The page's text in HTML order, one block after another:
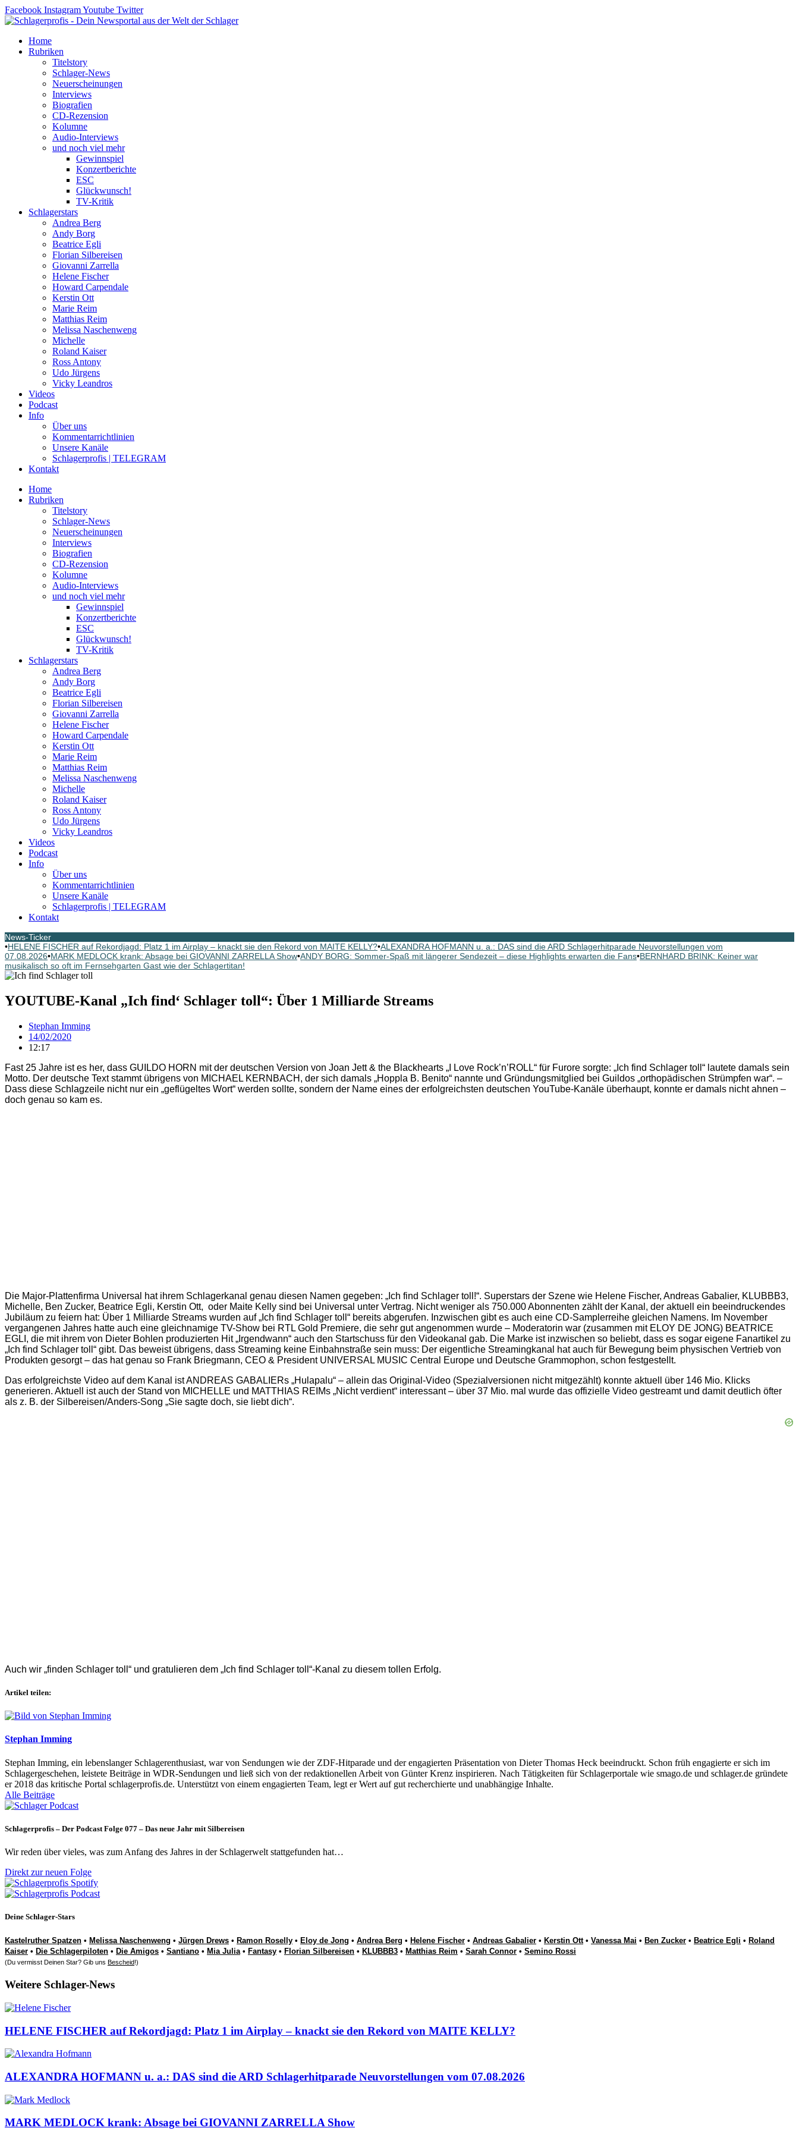
Zum
Inhalt
Facebook InstagramYoutube Twitter
Home
Rubriken
Titelstory
Schlager-News
Neuerscheinungen
Interviews
Biografien
CD-Rezension
Kolumne
Audio-Interviews
und noch viel mehr
Gewinnspiel
Konzertberichte
ESC
Glückwunsch!
TV-Kritik
Schlagerstars
Andrea Berg
Andy Borg
Beatrice Egli
Florian Silbereisen
Giovanni Zarrella
Helene Fischer
Howard Carpendale
Kerstin Ott
Marie Reim
Matthias Reim
Melissa Naschenweng
Michelle
Roland Kaiser
Ross Antony
Udo Jürgens
Vicky Leandros
Videos
Podcast
Info
Über uns
Kommentarrichtlinien
Unsere Kanäle
Schlagerprofis | TELEGRAM
Kontakt
Home
Rubriken
Titelstory
Schlager-News
Neuerscheinungen
Interviews
Biografien
CD-Rezension
Kolumne
Audio-Interviews
und noch viel mehr
Gewinnspiel
Konzertberichte
ESC
Glückwunsch!
TV-Kritik
Schlagerstars
Andrea Berg
Andy Borg
Beatrice Egli
Florian Silbereisen
Giovanni Zarrella
Helene Fischer
Howard Carpendale
Kerstin Ott
Marie Reim
Matthias Reim
Melissa Naschenweng
Michelle
Roland Kaiser
Ross Antony
Udo Jürgens
Vicky Leandros
Videos
Podcast
Info
Über uns
Kommentarrichtlinien
Unsere Kanäle
Schlagerprofis | TELEGRAM
Kontakt
News-Ticker
•HELENE FISCHER auf Rekordjagd: Platz 1 im Airplay – knackt sie den Rekord von MAITE KELLY?•ALEXANDRA HOFMANN u. a.: DAS sind die ARD Schlagerhitparade Neuvorstellungen vom
07.08.2026•MARK MEDLOCK krank: Absage bei GIOVANNI ZARRELLA Show•ANDY BORG: Sommer-Spaß mit längerer Sendezeit – diese Highlights erwarten die Fans•BERNHARD BRINK: Keiner war
musikalisch so oft im Fernsehgarten Gast wie der Schlagertitan!
YOUTUBE-Kanal „Ich find‘ Schlager toll“: Über 1 Milliarde Streams
Stephan Imming
14/02/2020
12:17
Fast 25 Jahre ist es her, dass GUILDO HORN mit der deutschen Version von Joan Jett & the Blackhearts „I Love Rock’n’ROLL“ für Furore sorgte: „Ich find Schlager toll“ lautete damals sein
Motto. Der deutsche Text stammt übrigens von MICHAEL KERNBACH, der sich damals „Hoppla B. Benito“ nannte und Gründungsmitglied bei Guildos „orthopädischen Strümpfen war“. –
Dass diese Schlagzeile nicht nur ein „geflügeltes Wort“ werden sollte, sondern der Name eines der erfolgreichsten deutschen YouTube-Kanäle überhaupt, konnte er damals nicht ahnen –
doch genau so kam es.
Die Major-Plattenfirma Universal hat ihrem Schlagerkanal genau diesen Namen gegeben: „Ich find Schlager toll!“. Superstars der Szene wie Helene Fischer, Andreas Gabalier, KLUBBB3,
Michelle, Ben Zucker, Beatrice Egli, Kerstin Ott, oder Maite Kelly sind bei Universal unter Vertrag. Nicht weniger als 750.000 Abonnenten zählt der Kanal, der aktuell ein beeindruckendes
Jubiläum zu feiern hat: Über 1 Milliarde Streams wurden auf „Ich find Schlager toll“ bereits abgerufen. Inzwischen gibt es auch eine CD-Samplerreihe gleichen Namens. Im November
vergangenen Jahres hatte auch eine gleichnamige TV-Show bei RTL Gold Premiere, die sehr gut angenommen wurde – Moderatorin war (zusammen mit ELOY DE JONG) BEATRICE
EGLI, die mit ihrem von Dieter Bohlen produzierten Hit „Irgendwann“ auch den Startschuss für den Videokanal gab. Die Marke ist inzwischen so beliebt, dass es sogar eigene Fanartikel zu
„Ich find Schlager toll“ gibt. Das beweist übrigens, dass Streaming keine Einbahnstraße sein muss: Der eigentliche Streamingkanal hat auch für Bewegung beim physischen Vertrieb von
Produkten gesorgt – das hat genau so Frank Briegmann, CEO & President UNIVERSAL MUSIC Central Europe und Deutsche Grammophon, schon festgestellt.
Das erfolgreichste Video auf dem Kanal ist ANDREAS GABALIERs „Hulapalu“ – allein das Original-Video (Spezialversionen nicht mitgezählt) konnte aktuell über 146 Mio. Klicks
generieren. Aktuell ist auch der Stand von MICHELLE und MATTHIAS REIMs „Nicht verdient“ interessant – über 37 Mio. mal wurde das offizielle Video gestreamt und damit deutlich öfter
als z. B. der Silbereisen/Anders-Song „Sie sagte doch, sie liebt dich“.
Auch wir „finden Schlager toll“ und gratulieren dem „Ich find Schlager toll“-Kanal zu diesem tollen Erfolg.
Artikel teilen:
Stephan Imming
Stephan Imming, ein lebenslanger Schlagerenthusiast, war von Sendungen wie der ZDF-Hitparade und der engagierten Präsentation von Dieter Thomas Heck beeindruckt. Schon früh engagierte er sich im
Schlagergeschehen, leistete Beiträge in WDR-Sendungen und ließ sich von der redaktionellen Arbeit von Günter Krenz inspirieren. Nach Tätigkeiten für Schlagerportale wie smago.de und schlager.de gründete
er 2018 das kritische Portal schlagerprofis.de. Unterstützt von einem engagierten Team, legt er Wert auf gut recherchierte und unabhängige Inhalte.
Alle Beiträge
Schlagerprofis – Der Podcast Folge 077 – Das neue Jahr mit Silbereisen
Wir reden über vieles, was zum Anfang des Jahres in der Schlagerwelt stattgefunden hat…
Direkt zur neuen Folge
Deine Schlager-Stars
Kastelruther Spatzen • Melissa Naschenweng • Jürgen Drews • Ramon Roselly • Eloy de Jong • Andrea Berg • Helene Fischer • Andreas Gabalier • Kerstin Ott• Vanessa Mai • Ben Zucker • Beatrice Egli • Roland
Kaiser • Die Schlagerpiloten • Die Amigos • Santiano • Mia Julia• Fantasy • Florian Silbereisen • KLUBBB3 • Matthias Reim • Sarah Connor • Semino Rossi
(Du vermisst Deinen Star? Gib uns Bescheid!)
Weitere Schlager-News
HELENE FISCHER auf Rekordjagd: Platz 1 im Airplay – knackt sie den Rekord von MAITE KELLY?
ALEXANDRA HOFMANN u. a.: DAS sind die ARD Schlagerhitparade Neuvorstellungen vom 07.08.2026
MARK MEDLOCK krank: Absage bei GIOVANNI ZARRELLA Show